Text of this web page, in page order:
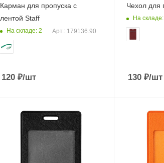
Карман для пропуска с
лентой Staff
На складе: 2 Арт.: 179136.90
120 ₽/шт
Чехол для
На
130₽/шт